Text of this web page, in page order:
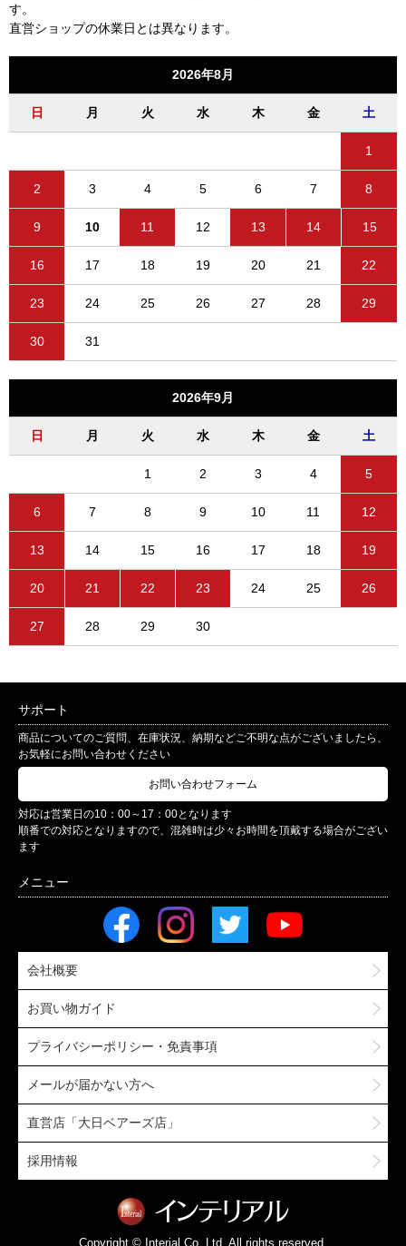
す。
直営ショップの休業日とは異なります。
2026年8月
日 月 火 水 木 金 土
1
2 3 4 5 6 7 8
9 10 11 12 13 14 15
16 17 18 19 20 21 22
23 24 25 26 27 28 29
30 31
2026年9月
日 月 火 水 木 金 土
1 2 3 4 5
6 7 8 9 10 11 12
13 14 15 16 17 18 19
20 21 22 23 24 25 26
27 28 29 30
サポート
商品についてのご質問、在庫状況、納期などご不明な点がございましたら、
お気軽にお問い合わせください
お問い合わせフォーム
対応は営業日の10：00～17：00となります
順番での対応となりますので、混雑時は少々お時間を頂戴する場合がござい
ます
会社概要
お買い物ガイド
プライバシーポリシー・免責事項
メールが届かない方へ
直営店「大日ベアーズ店」
採用情報
Copyright © Interial Co.,Ltd. All rights reserved.